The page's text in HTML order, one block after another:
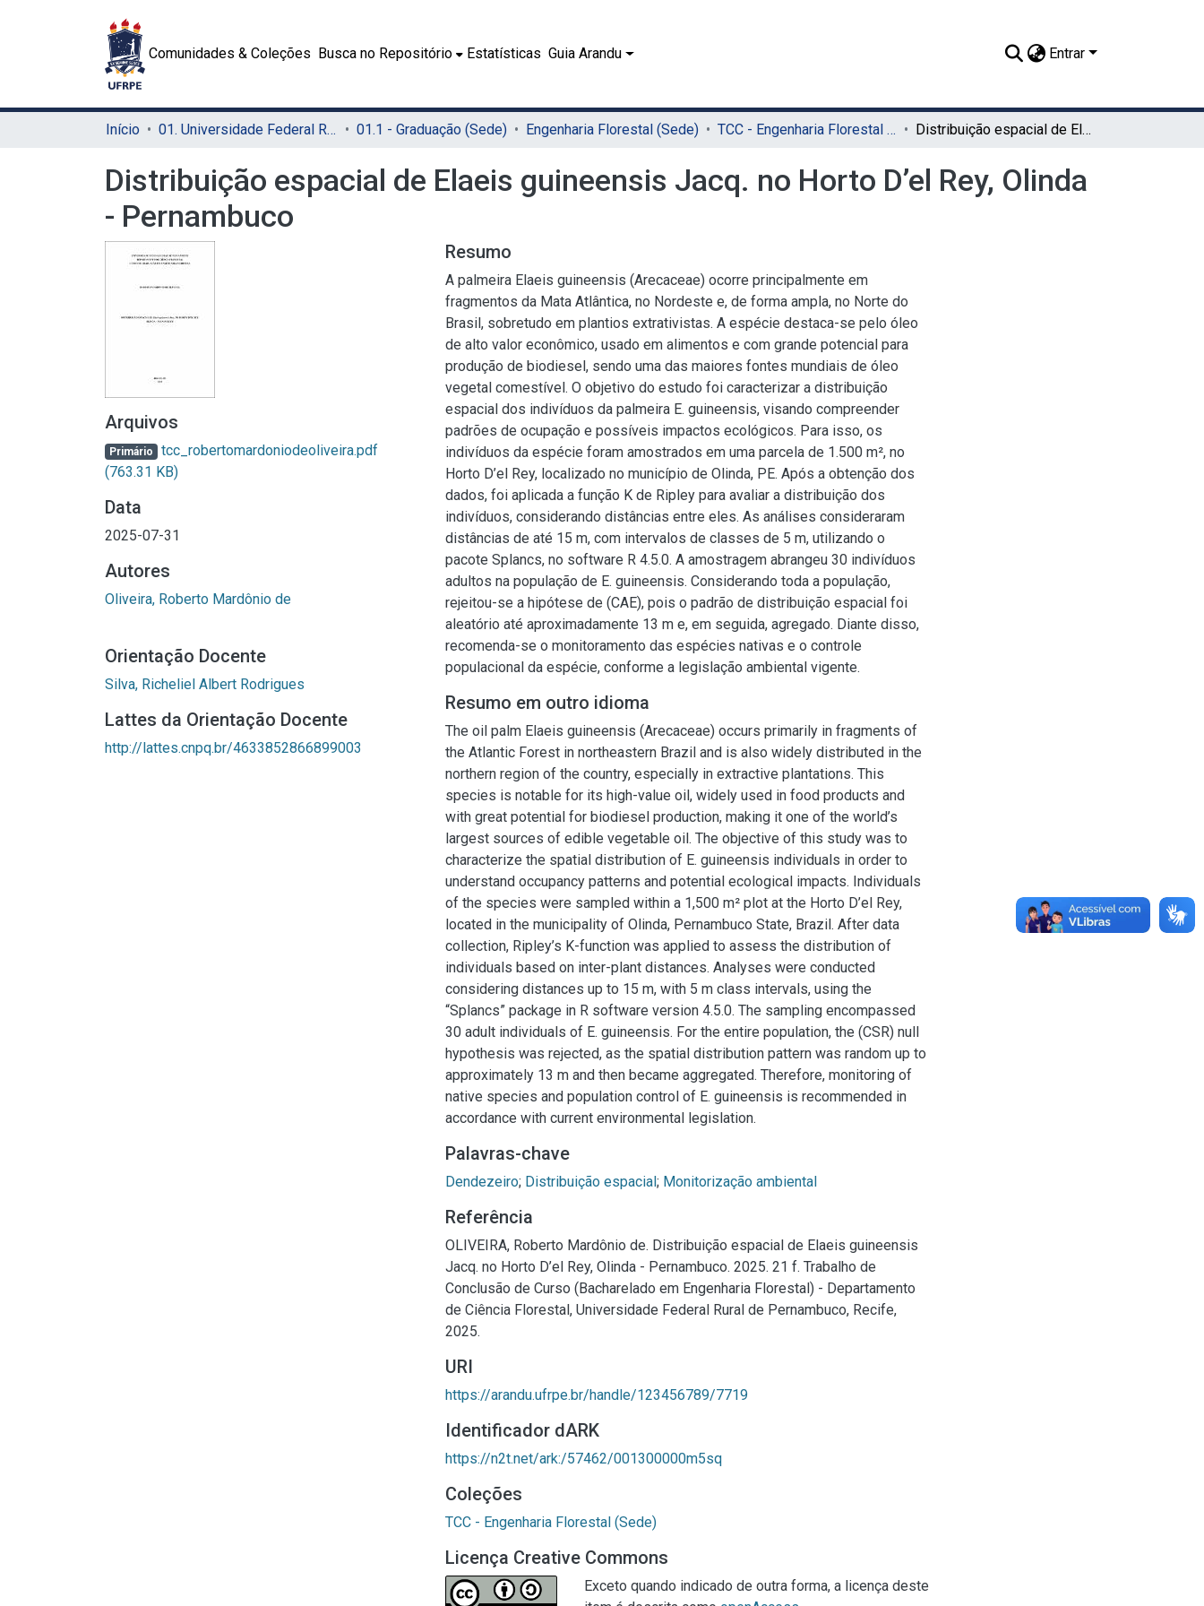
Comunidades & Coleções Busca no Repositório Estatísticas Guia Arandu Entrar
Início 01. Universidade Federal Rural de Pernambuco - UFRPE (Sede) 01.1 - Graduação (Sede) Engenharia Florestal (Sede) TCC - Engenharia Florestal (Sede) Distribuição espacial de Elaeis guineensis Jacq. no Horto D’el Rey, Olinda - Pernambuco
Distribuição espacial de Elaeis guineensis Jacq. no Horto D’el Rey, Olinda
- Pernambuco
Arquivos
Primário tcc_robertomardoniodeoliveira.pdf
(763.31 KB)
Data
2025-07-31
Autores
Oliveira, Roberto Mardônio de
Orientação Docente
Silva, Richeliel Albert Rodrigues
Lattes da Orientação Docente
http://lattes.cnpq.br/4633852866899003
Resumo
A palmeira Elaeis guineensis (Arecaceae) ocorre principalmente em
fragmentos da Mata Atlântica, no Nordeste e, de forma ampla, no Norte do
Brasil, sobretudo em plantios extrativistas. A espécie destaca-se pelo óleo
de alto valor econômico, usado em alimentos e com grande potencial para
produção de biodiesel, sendo uma das maiores fontes mundiais de óleo
vegetal comestível. O objetivo do estudo foi caracterizar a distribuição
espacial dos indivíduos da palmeira E. guineensis, visando compreender
padrões de ocupação e possíveis impactos ecológicos. Para isso, os
indivíduos da espécie foram amostrados em uma parcela de 1.500 m², no
Horto D’el Rey, localizado no município de Olinda, PE. Após a obtenção dos
dados, foi aplicada a função K de Ripley para avaliar a distribuição dos
indivíduos, considerando distâncias entre eles. As análises consideraram
distâncias de até 15 m, com intervalos de classes de 5 m, utilizando o
pacote Splancs, no software R 4.5.0. A amostragem abrangeu 30 indivíduos
adultos na população de E. guineensis. Considerando toda a população,
rejeitou-se a hipótese de (CAE), pois o padrão de distribuição espacial foi
aleatório até aproximadamente 13 m e, em seguida, agregado. Diante disso,
recomenda-se o monitoramento das espécies nativas e o controle
populacional da espécie, conforme a legislação ambiental vigente.
Resumo em outro idioma
The oil palm Elaeis guineensis (Arecaceae) occurs primarily in fragments of
the Atlantic Forest in northeastern Brazil and is also widely distributed in the
northern region of the country, especially in extractive plantations. This
species is notable for its high-value oil, widely used in food products and
with great potential for biodiesel production, making it one of the world’s
largest sources of edible vegetable oil. The objective of this study was to
characterize the spatial distribution of E. guineensis individuals in order to
understand occupancy patterns and potential ecological impacts. Individuals
of the species were sampled within a 1,500 m² plot at the Horto D’el Rey,
located in the municipality of Olinda, Pernambuco State, Brazil. After data
collection, Ripley’s K-function was applied to assess the distribution of
individuals based on inter-plant distances. Analyses were conducted
considering distances up to 15 m, with 5 m class intervals, using the
“Splancs” package in R software version 4.5.0. The sampling encompassed
30 adult individuals of E. guineensis. For the entire population, the (CSR) null
hypothesis was rejected, as the spatial distribution pattern was random up to
approximately 13 m and then became aggregated. Therefore, monitoring of
native species and population control of E. guineensis is recommended in
accordance with current environmental legislation.
Palavras-chave
Dendezeiro; Distribuição espacial; Monitorização ambiental
Referência
OLIVEIRA, Roberto Mardônio de. Distribuição espacial de Elaeis guineensis
Jacq. no Horto D’el Rey, Olinda - Pernambuco. 2025. 21 f. Trabalho de
Conclusão de Curso (Bacharelado em Engenharia Florestal) - Departamento
de Ciência Florestal, Universidade Federal Rural de Pernambuco, Recife,
2025.
URI
https://arandu.ufrpe.br/handle/123456789/7719
Identificador dARK
https://n2t.net/ark:/57462/001300000m5sq
Coleções
TCC - Engenharia Florestal (Sede)
Licença Creative Commons
Exceto quando indicado de outra forma, a licença deste